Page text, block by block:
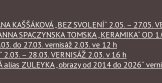
KAŠŠÁKOVÁ „BEZ SVOLENÍ“ 2.05. – 27.05.
SPACZYNSKA TOMSKA „KERAMIKA“ OD
do 27.03. vernisáž 2.03. ve 12 h
2.03. – 28.03. VERNISÁŽ 2.03. v 16 h
alias ZULEYKA „obrazy od 2014 do 2026“